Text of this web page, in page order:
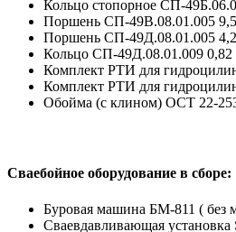
Кольцо стопорное СП-
Поршень СП-49В.08.01.005
Поршень СП-49Д.08.01.005
Кольцо СП-49Д.08.01.009 0,82
Комплект РТИ для
Комплект РТИ для
Обойма (с клином) ОСТ 22-
Сваебойное оборудование в сборе:
Буровая машина БМ-811 ( без
Сваевдавливающая установка